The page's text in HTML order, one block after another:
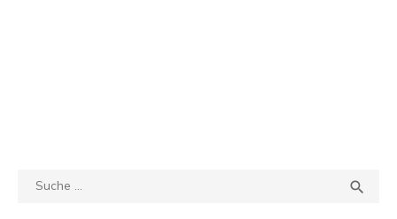
Search
